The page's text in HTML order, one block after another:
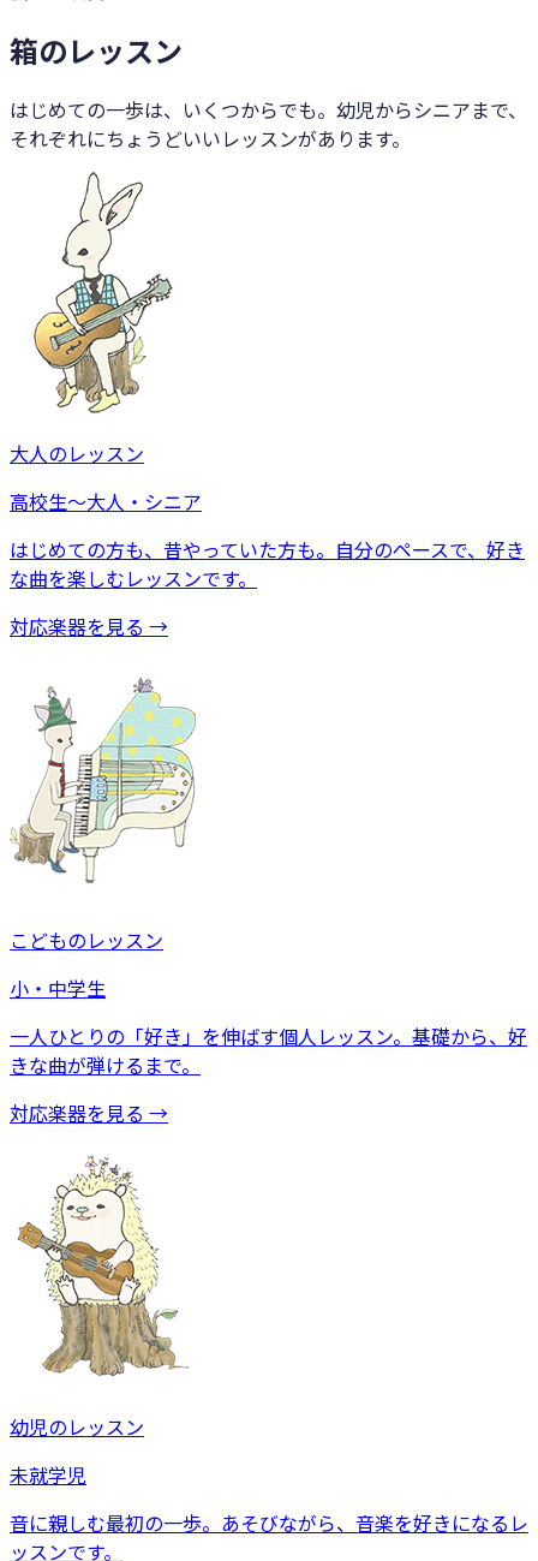
箱のレッスン
はじめての一歩は、いくつからでも。幼児からシニアまで、
それぞれにちょうどいいレッスンがあります。
大人のレッスン
高校生〜大人・シニア
はじめての方も、昔やっていた方も。自分のペースで、好き
な曲を楽しむレッスンです。
対応楽器を見る →
こどものレッスン
小・中学生
一人ひとりの「好き」を伸ばす個人レッスン。基礎から、好
きな曲が弾けるまで。
対応楽器を見る →
幼児のレッスン
未就学児
音に親しむ最初の一歩。あそびながら、音楽を好きになるレ
ッスンです。